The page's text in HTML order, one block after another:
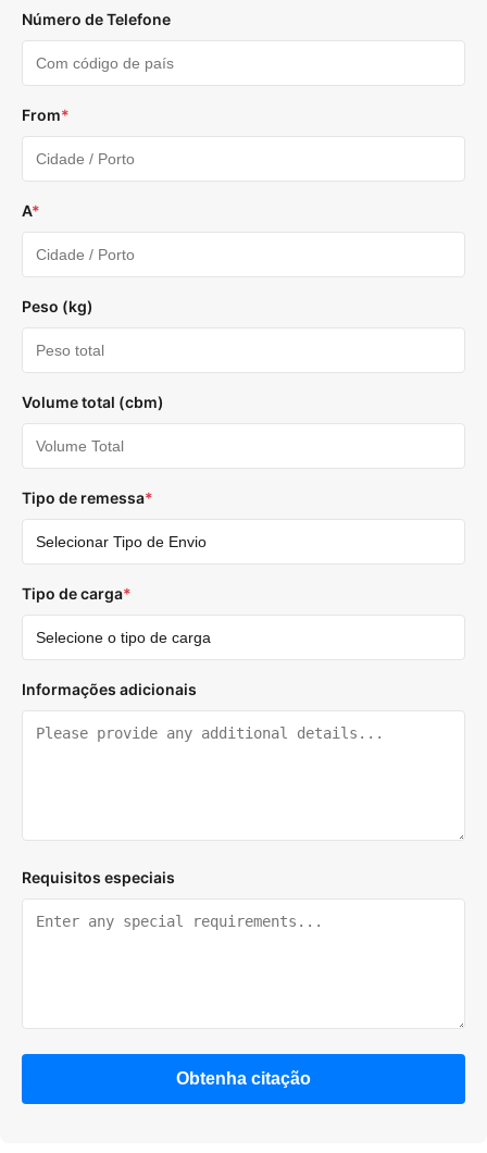
Número de Telefone
From*
A*
Peso (kg)
Volume total (cbm)
Tipo de remessa*
Tipo de carga*
Informações adicionais
Requisitos especiais
Obtenha citação